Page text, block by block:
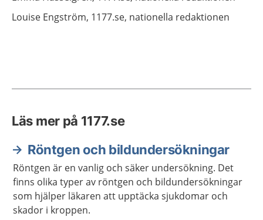
Louise Engström, 1177.se, nationella redaktionen
Läs mer på 1177.se
Röntgen och bildundersökningar
Röntgen är en vanlig och säker undersökning. Det
finns olika typer av röntgen och bildundersökningar
som hjälper läkaren att upptäcka sjukdomar och
skador i kroppen.